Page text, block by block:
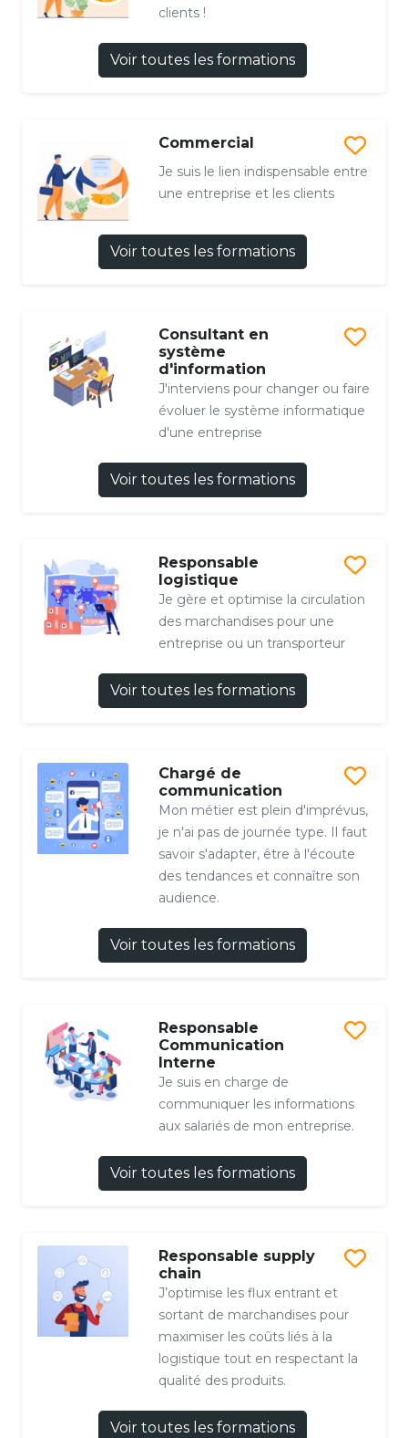
clients !
Voir toutes les formations
Commercial
Je suis le lien indispensable entre
une entreprise et les clients
Voir toutes les formations
Consultant en
système
d'information
J'interviens pour changer ou faire
évoluer le système informatique
d'une entreprise
Voir toutes les formations
Responsable
logistique
Je gère et optimise la circulation
des marchandises pour une
entreprise ou un transporteur
Voir toutes les formations
Chargé de
communication
Mon métier est plein d'imprévus,
je n'ai pas de journée type. Il faut
savoir s'adapter, être à l'écoute
des tendances et connaître son
audience.
Voir toutes les formations
Responsable
Communication
Interne
Je suis en charge de
communiquer les informations
aux salariés de mon entreprise.
Voir toutes les formations
Responsable supply
chain
J’optimise les flux entrant et
sortant de marchandises pour
maximiser les coûts liés à la
logistique tout en respectant la
qualité des produits.
Voir toutes les formations